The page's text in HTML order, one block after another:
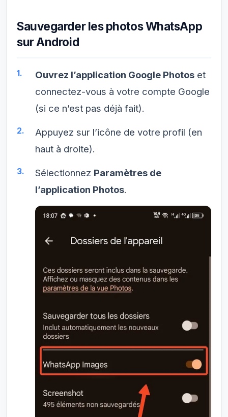
Sauvegarder les photos WhatsApp
sur Android
Ouvrez l’application Google Photos et
connectez-vous à votre compte Google
(si ce n’est pas déjà fait).
Appuyez sur l’icône de votre profil (en
haut à droite).
Sélectionnez Paramètres de
l’application Photos.